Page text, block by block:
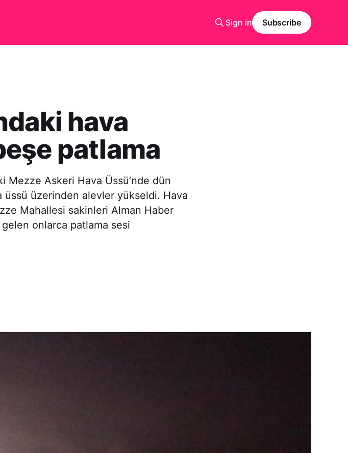
Sign in Subscribe
hava
patlama
Mezze Askeri Hava Üssü’nde dün
üzerinden alevler yükseldi. Hava
Mahallesi sakinleri Alman Haber
gelen onlarca patlama sesi